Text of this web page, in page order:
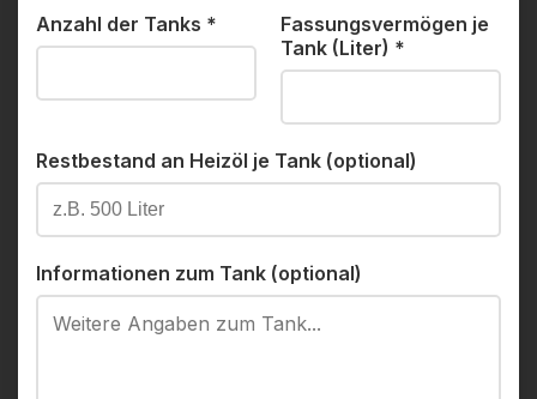
Anzahl der Tanks *
Fassungsvermögen je
Tank (Liter) *
Restbestand an Heizöl je Tank (optional)
Informationen zum Tank (optional)